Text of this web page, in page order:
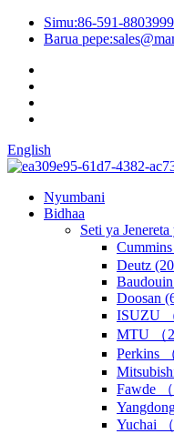
Simu:86-591-
Barua pepe:
English
Nyumbani
Bidhaa
Seti ya
Deutz
Doosan
ISUZU
MTU （
Perkins
Fawde
Yuchai